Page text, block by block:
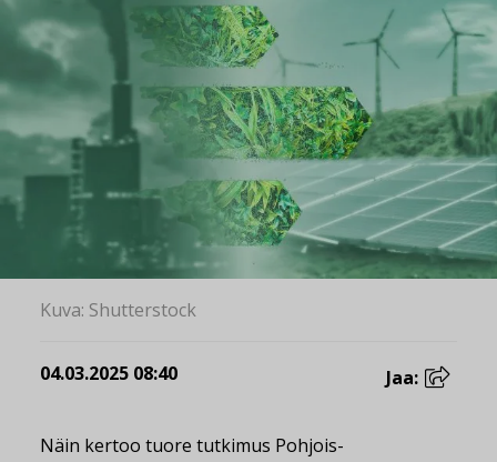
Kuva: Shutterstock
04.03.2025 08:40 Jaa:
Näin kertoo tuore tutkimus Pohjois-